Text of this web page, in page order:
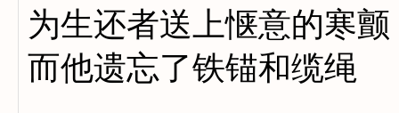
为生还者送上惬意的寒颤
而他遗忘了铁锚和缆绳